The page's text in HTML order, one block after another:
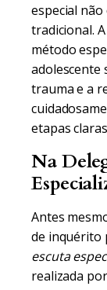
especial
tradicional.
método
adolescente
trauma e a
etapas
Na
Antes
de inquérito
escuta
realizada